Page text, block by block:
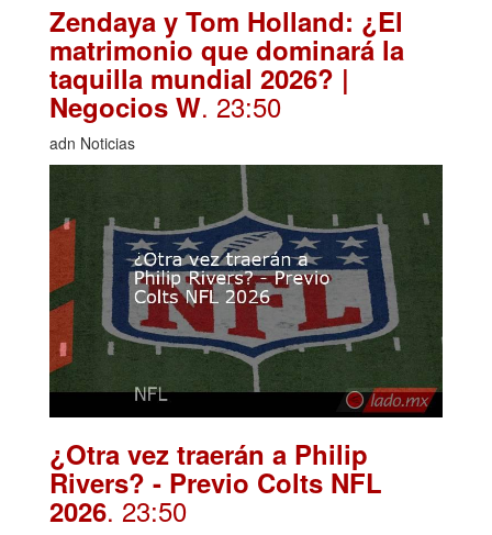
Zendaya y Tom Holland: ¿El
matrimonio que dominará la
taquilla mundial 2026? |
Negocios W. 23:50
adn Noticias
¿Otra vez traerán a Philip
Rivers? - Previo Colts NFL
2026. 23:50